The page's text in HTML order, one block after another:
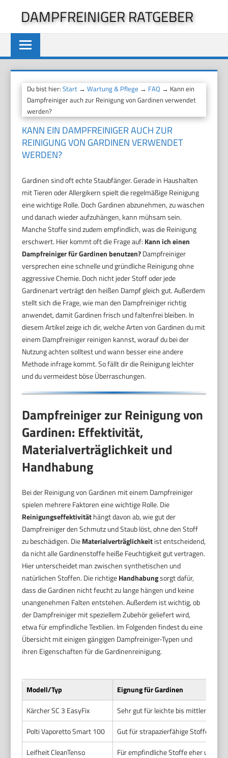
springen
DAMPFREINIGER RATGEBER
Du bist hier:Start →Wartung & Pflege → FAQ → Kann ein
Dampfreiniger auch zur Reinigung von Gardinen verwendet
werden?
KANN EIN DAMPFREINIGER AUCH ZUR
REINIGUNG VON GARDINEN VERWENDET
WERDEN?
Gardinen sind oft echte Staubfänger. Gerade in Haushalten
mit Tieren oder Allergikern spielt die regelmäßige Reinigung
eine wichtige Rolle. Doch Gardinen abzunehmen, zu waschen
und danach wieder aufzuhängen, kann mühsam sein.
Manche Stoffe sind zudem empfindlich, was die Reinigung
erschwert. Hier kommt oft die Frage auf: Kann ich einen
Dampfreiniger für Gardinen benutzen?Dampfreiniger
versprechen eine schnelle und gründliche Reinigung ohne
aggressive Chemie. Doch nicht jeder Stoff oder jede
Gardinenart verträgt den heißen Dampf gleich gut. Außerdem
stellt sich die Frage, wie man den Dampfreiniger richtig
anwendet, damit Gardinen frisch und faltenfrei bleiben. In
diesem Artikel zeige ich dir, welche Arten von Gardinen du mit
einem Dampfreiniger reinigen kannst, worauf du bei der
Nutzung achten solltest und wann besser eine andere
Methode infrage kommt. So fällt dir die Reinigung leichter
und du vermeidest böse Überraschungen.
Dampfreiniger zur Reinigung von
Gardinen: Effektivität,
Materialverträglichkeit und
Handhabung
Bei der Reinigung von Gardinen mit einem Dampfreiniger
spielen mehrere Faktoren eine wichtige Rolle. Die
Reinigungseffektivitäthängt davon ab, wie gut der
Dampfreiniger den Schmutz und Staub löst, ohne den Stoff
zu beschädigen. DieMaterialverträglichkeitist entscheidend,
da nicht alle Gardinenstoffe heiße Feuchtigkeit gut vertragen.
Hier unterscheidet man zwischen synthetischen und
natürlichen Stoffen. Die richtigeHandhabungsorgt dafür,
dass die Gardinen nicht feucht zu lange hängen und keine
unangenehmen Falten entstehen. Außerdem ist wichtig, ob
der Dampfreiniger mit speziellem Zubehör geliefert wird,
etwa für empfindliche Textilien. Im Folgenden findest du eine
Übersicht mit einigen gängigen Dampfreiniger-Typen und
ihren Eigenschaften für die Gardinenreinigung.
Modell/Typ
Eignung für Gardinen
Kärcher SC 3 EasyFix
Sehr gut für leichte bis mittlere
Polti Vaporetto Smart 100
Gut für strapazierfähige Stoffe
Leifheit CleanTenso
Für empfindliche Stoffe eher